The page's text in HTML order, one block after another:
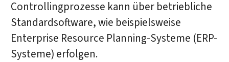
Controllingprozesse kann über betriebliche
Standardsoftware, wie beispielsweise
Enterprise Resource Planning-Systeme (ERP-
Systeme) erfolgen.